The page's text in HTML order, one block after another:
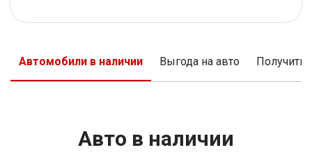
Автомобили в наличии Выгода на авто Получить
Авто в наличии